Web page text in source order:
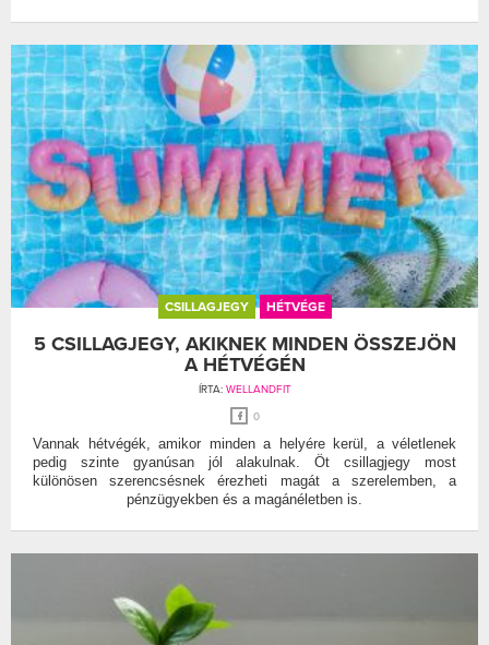
CSILLAGJEGY HÉTVÉGE
5 CSILLAGJEGY, AKIKNEK MINDEN ÖSSZEJÖN
A HÉTVÉGÉN
ÍRTA: WELLANDFIT
0
Vannak hétvégék, amikor minden a helyére kerül, a véletlenek
pedig szinte gyanúsan jól alakulnak. Öt csillagjegy most
különösen szerencsésnek érezheti magát a szerelemben, a
pénzügyekben és a magánéletben is.